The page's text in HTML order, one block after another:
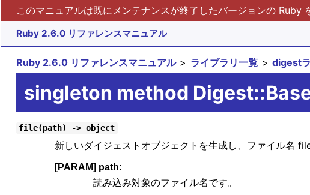
このマニュアルは既にメンテナンスが終了したバージョンの Ruby
Ruby 2.6.0 リファレンスマニュアル
Ruby 2.6.0 リファレンスマニュアル ライブラリ一覧 digest
singleton method
file(path) -> object
新しいダイジェストオブジェクトを生成し、ファイル名
[PARAM] path:
読み込み対象のファイル名です。